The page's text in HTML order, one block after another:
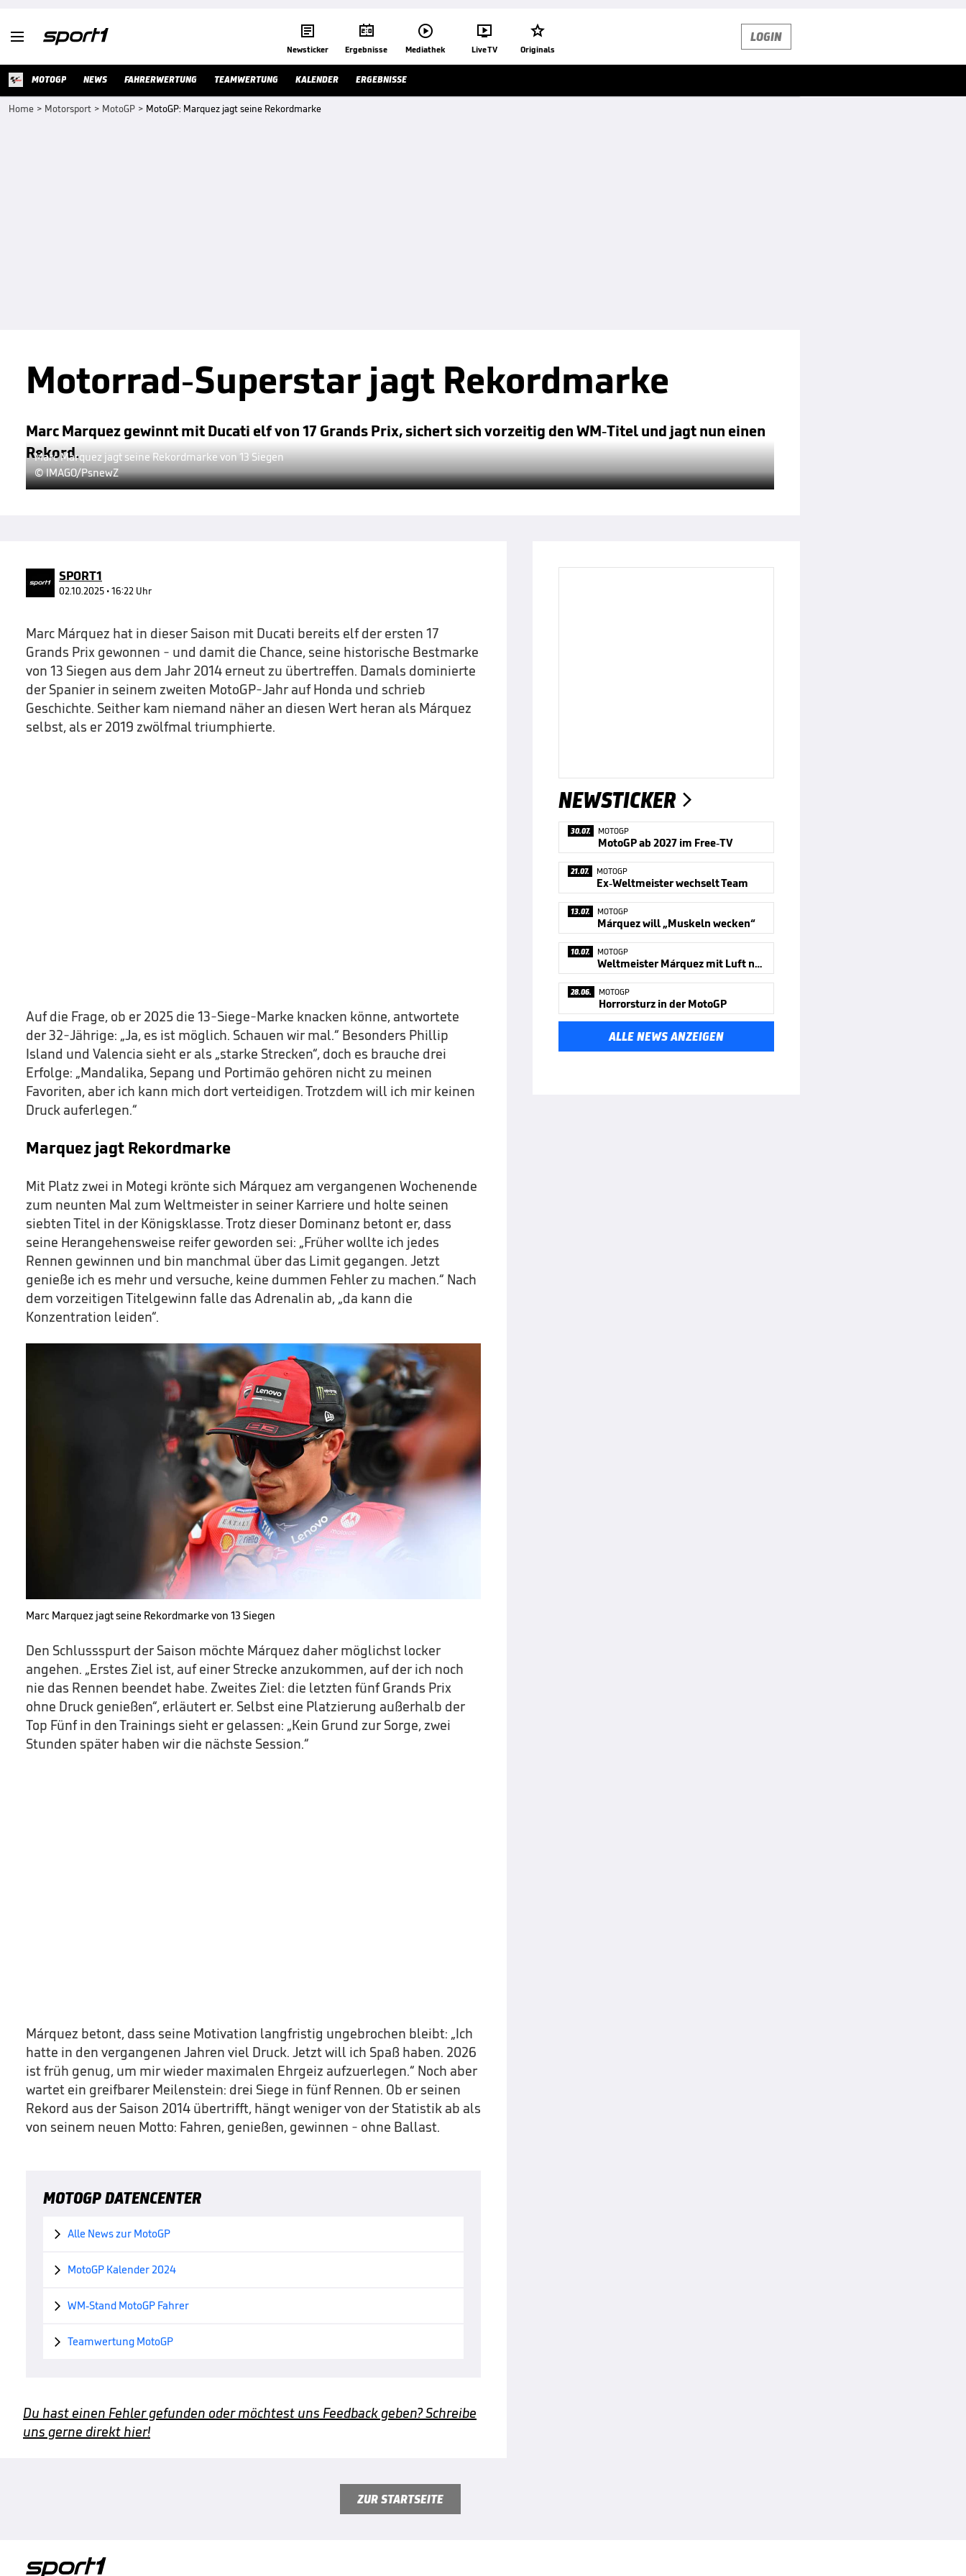
 
Newsticker

Ergebnisse

Mediathek

Live TV

Originals
LOGIN
MOTOGP NEWS FAHRERWERTUNG TEAMWERTUNG KALENDER ERGEBNISSE
Home > Motorsport > MotoGP > MotoGP: Marquez jagt seine Rekordmarke
Motorrad-Superstar jagt Rekordmarke
Marc Marquez gewinnt mit Ducati elf von 17 Grands Prix, sichert sich vorzeitig den WM-Titel und jagt nun einen
Rekord.
Marc Marquez jagt seine Rekordmarke von 13 Siegen
© IMAGO/PsnewZ
SPORT1
02.10.2025 • 16:22 Uhr
Marc Márquez hat in dieser Saison mit Ducati bereits elf der ersten 17
Grands Prix gewonnen - und damit die Chance, seine historische Bestmarke
von 13 Siegen aus dem Jahr 2014 erneut zu übertreffen. Damals dominierte
der Spanier in seinem zweiten MotoGP-Jahr auf Honda und schrieb
Geschichte. Seither kam niemand näher an diesen Wert heran als Márquez
selbst, als er 2019 zwölfmal triumphierte.
Auf die Frage, ob er 2025 die 13-Siege-Marke knacken könne, antwortete
der 32-Jährige: „Ja, es ist möglich. Schauen wir mal.“ Besonders Phillip
Island und Valencia sieht er als „starke Strecken“, doch es brauche drei
Erfolge: „Mandalika, Sepang und Portimão gehören nicht zu meinen
Favoriten, aber ich kann mich dort verteidigen. Trotzdem will ich mir keinen
Druck auferlegen.“
Marquez jagt Rekordmarke
Mit Platz zwei in Motegi krönte sich Márquez am vergangenen Wochenende
zum neunten Mal zum Weltmeister in seiner Karriere und holte seinen
siebten Titel in der Königsklasse. Trotz dieser Dominanz betont er, dass
seine Herangehensweise reifer geworden sei: „Früher wollte ich jedes
Rennen gewinnen und bin manchmal über das Limit gegangen. Jetzt
genieße ich es mehr und versuche, keine dummen Fehler zu machen.“ Nach
dem vorzeitigen Titelgewinn falle das Adrenalin ab, „da kann die
Konzentration leiden“.
Marc Marquez jagt seine Rekordmarke von 13 Siegen
Den Schlussspurt der Saison möchte Márquez daher möglichst locker
angehen. „Erstes Ziel ist, auf einer Strecke anzukommen, auf der ich noch
nie das Rennen beendet habe. Zweites Ziel: die letzten fünf Grands Prix
ohne Druck genießen“, erläutert er. Selbst eine Platzierung außerhalb der
Top Fünf in den Trainings sieht er gelassen: „Kein Grund zur Sorge, zwei
Stunden später haben wir die nächste Session.“
Márquez betont, dass seine Motivation langfristig ungebrochen bleibt: „Ich
hatte in den vergangenen Jahren viel Druck. Jetzt will ich Spaß haben. 2026
ist früh genug, um mir wieder maximalen Ehrgeiz aufzuerlegen.“ Noch aber
wartet ein greifbarer Meilenstein: drei Siege in fünf Rennen. Ob er seinen
Rekord aus der Saison 2014 übertrifft, hängt weniger von der Statistik ab als
von seinem neuen Motto: Fahren, genießen, gewinnen - ohne Ballast.
MOTOGP DATENCENTER
 Alle News zur MotoGP
 MotoGP Kalender 2024
 WM-Stand MotoGP Fahrer
 Teamwertung MotoGP
Du hast einen Fehler gefunden oder möchtest uns Feedback geben? Schreibe
uns gerne direkt hier!
NEWSTICKER 
30.07. MOTOGP
MotoGP ab 2027 im Free-TV
21.07. MOTOGP
Ex-Weltmeister wechselt Team
13.07. MOTOGP
Márquez will „Muskeln wecken“
10.07. MOTOGP
Weltmeister Márquez mit Luft nach oben
28.06. MOTOGP
Horrorsturz in der MotoGP
ALLE NEWS ANZEIGEN
ZUR STARTSEITE